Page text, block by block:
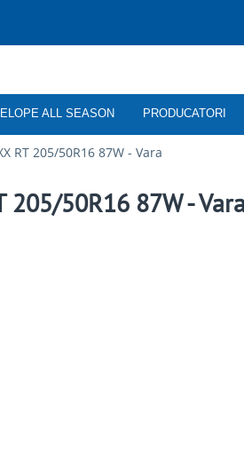
ALL SEASON PRODUCATORI
RT 205/50R16 87W - Vara
205/50R16 87W -